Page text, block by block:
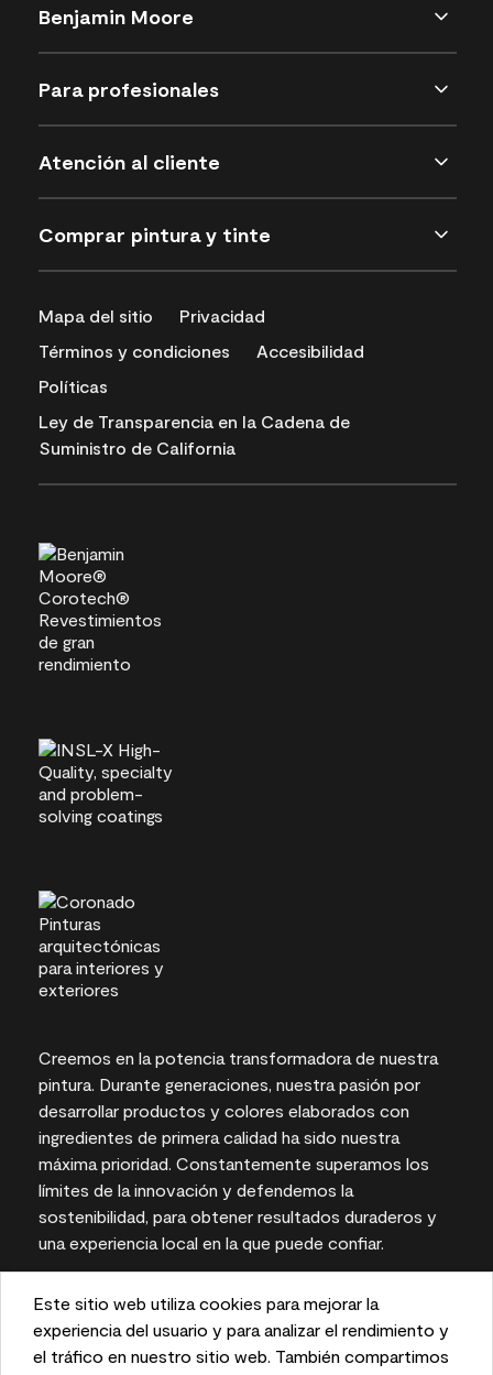
This website uses cookies to enhance user experience
and to analyze performance and traffic on our website.
Este sitio web utiliza cookies para mejorar la
experiencia del usuario y para analizar el rendimiento y
el tráfico en nuestro sitio web. También compartimos
Benjamin Moore
Para profesionales
Atención al cliente
Comprar pintura y tinte
Mapa del sitio
Privacidad
Términos y condiciones
Accesibilidad
Políticas
Ley de Transparencia en la Cadena de
Suministro de California
Creemos en la potencia transformadora de nuestra
pintura. Durante generaciones, nuestra pasión por
desarrollar productos y colores elaborados con
ingredientes de primera calidad ha sido nuestra
máxima prioridad. Constantemente superamos los
límites de la innovación y defendemos la
sostenibilidad, para obtener resultados duraderos y
una experiencia local en la que puede confiar.
Las representaciones del color en pantallas e
impresas pueden variar con respecto a los colores